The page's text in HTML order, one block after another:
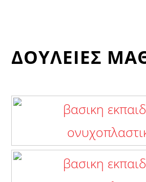
ΔΟΥΛΕΙΕΣ